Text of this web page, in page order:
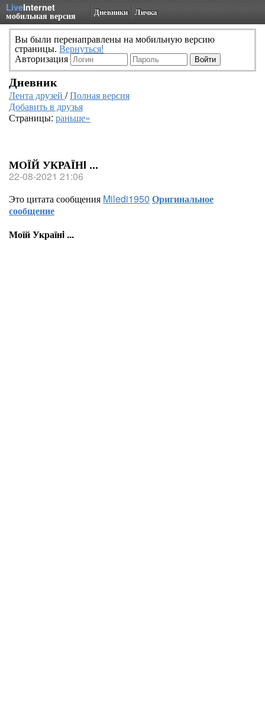
LiveInternet
мобильная версия Дневники Личка
Вы были перенаправлены на мобильную версию
страницы. Вернуться!
Авторизация
Дневник
Лента друзей /Полная версия
Добавить в друзья
Страницы: раньше»
МОЇЙ УКРАЇНI ...
22-08-2021 21:06
Это цитата сообщения Miledi1950 Оригинальное
сообщение
Моїй Українi ...